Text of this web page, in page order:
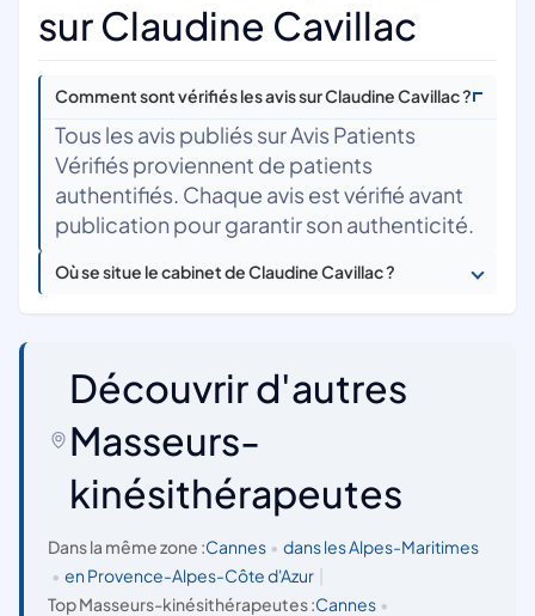
sur Claudine Cavillac
Comment sont vérifiés les avis sur Claudine Cavillac ?
Tous les avis publiés sur Avis Patients
Vérifiés proviennent de patients
authentifiés. Chaque avis est vérifié avant
publication pour garantir son authenticité.
Où se situe le cabinet de Claudine Cavillac ?
Découvrir d'autres
Masseurs-
kinésithérapeutes
Dans la même zone :Cannes • dans les Alpes-Maritimes
• en Provence-Alpes-Côte d'Azur
Top Masseurs-kinésithérapeutes :Cannes •